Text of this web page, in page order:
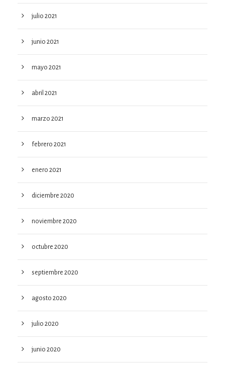
julio 2021
junio 2021
mayo 2021
abril 2021
marzo 2021
febrero 2021
enero 2021
diciembre 2020
noviembre 2020
octubre 2020
septiembre 2020
agosto 2020
julio 2020
junio 2020